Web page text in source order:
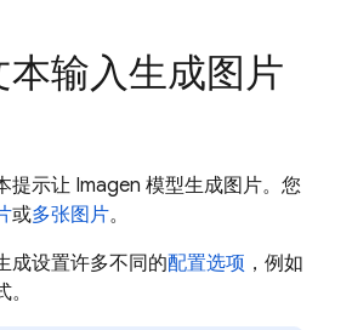
输入生成图片
提示让 Imagen 模型生成图片。您
或多张图片。
成设置许多不同的配置选项 ，例如